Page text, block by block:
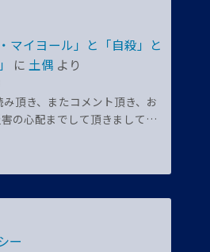
マイヨール」と「自殺」と
に 土偶 より
頂き、またコメント頂き、お
の心配までして頂きまして…
ー